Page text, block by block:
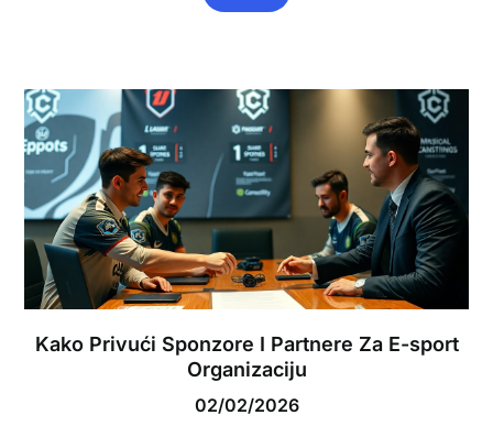
Kako Privući Sponzore I Partnere Za E-sport
Organizaciju
02/02/2026